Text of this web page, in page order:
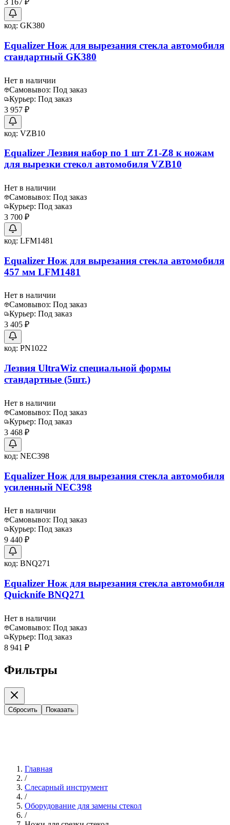
3 167 ₽
код: GK380
Equalizer Нож для вырезания стекла автомобиля
стандартный GK380
Нет в наличии
Самовывоз: Под заказ
Курьер: Под заказ
3 957 ₽
код: VZB10
Equalizer Лезвия набор по 1 шт Z1-Z8 к ножам
для вырезки стекол автомобиля VZB10
Нет в наличии
Самовывоз: Под заказ
Курьер: Под заказ
3 700 ₽
код: LFM1481
Equalizer Нож для вырезания стекла автомобиля
457 мм LFM1481
Нет в наличии
Самовывоз: Под заказ
Курьер: Под заказ
3 405 ₽
код: PN1022
Лезвия UltraWiz специальной формы
стандартные (5шт.)
Нет в наличии
Самовывоз: Под заказ
Курьер: Под заказ
3 468 ₽
код: NEC398
Equalizer Нож для вырезания стекла автомобиля
усиленный NEC398
Нет в наличии
Самовывоз: Под заказ
Курьер: Под заказ
9 440 ₽
код: BNQ271
Equalizer Нож для вырезания стекла автомобиля
Quicknife BNQ271
Нет в наличии
Самовывоз: Под заказ
Курьер: Под заказ
8 941 ₽
Фильтры
Сбросить Показать
Главная
/
Слесарный инструмент
/
Оборудование для замены стекол
/